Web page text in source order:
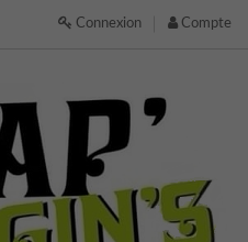
Compte
Connexion